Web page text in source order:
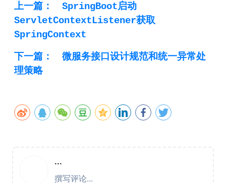
上一篇：
SpringBoot启动
ServletContextListener获取
SpringContext
下一篇：
微服务接口设计规范和统一异常处
理策略